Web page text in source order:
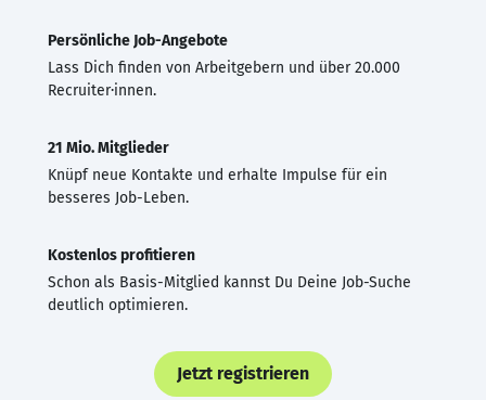
Persönliche Job-Angebote
Lass Dich finden von Arbeitgebern und über 20.000
Recruiter·innen.
21 Mio. Mitglieder
Knüpf neue Kontakte und erhalte Impulse für ein
besseres Job-Leben.
Kostenlos profitieren
Schon als Basis-Mitglied kannst Du Deine Job-Suche
deutlich optimieren.
Jetzt registrieren